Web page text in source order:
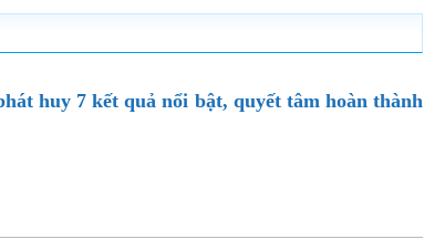
huy 7 kết quả nổi bật, quyết tâm hoàn thành